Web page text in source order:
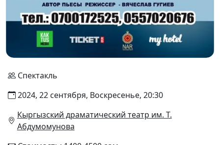
Спектакль
2024, 22 сентября, Воскресенье, 20:30
Кыргызский драматический театр им. Т.
Абдумомунова